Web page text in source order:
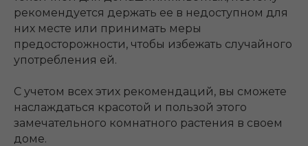
рекомендуется держать ее в недоступном для
них месте или принимать меры
предосторожности, чтобы избежать случайного
употребления ей.
С учетом всех этих рекомендаций, вы сможете
наслаждаться красотой и пользой этого
замечательного комнатного растения в своем
доме.